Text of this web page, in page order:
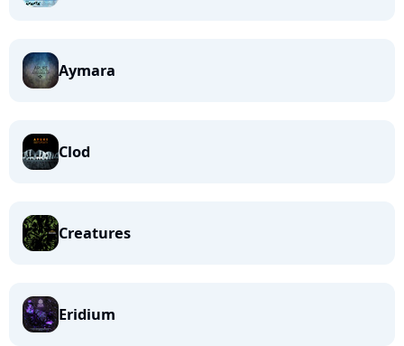
Aymara
Clod
Creatures
Eridium